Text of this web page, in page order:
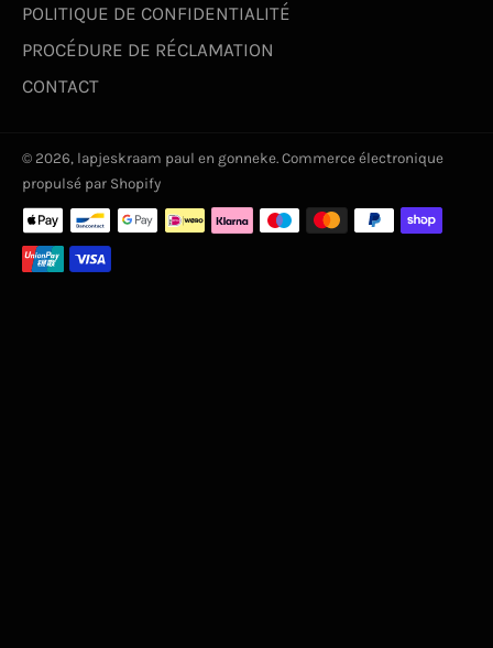
POLITIQUE DE CONFIDENTIALITÉ
PROCÉDURE DE RÉCLAMATION
CONTACT
© 2026, lapjeskraam paul en gonneke. Commerce électronique
propulsé par Shopify
Moyens
de
paiement